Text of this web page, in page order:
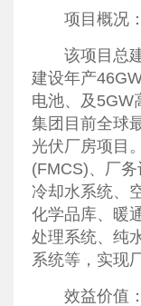
项目概况：
该项目总建
建设年产
电池、及5GW
集团目前全球
光伏厂房项目
(FMCS)、厂
冷却水系统、
化学品库、暖
处理系统、纯
系统等，实现
效益价值：